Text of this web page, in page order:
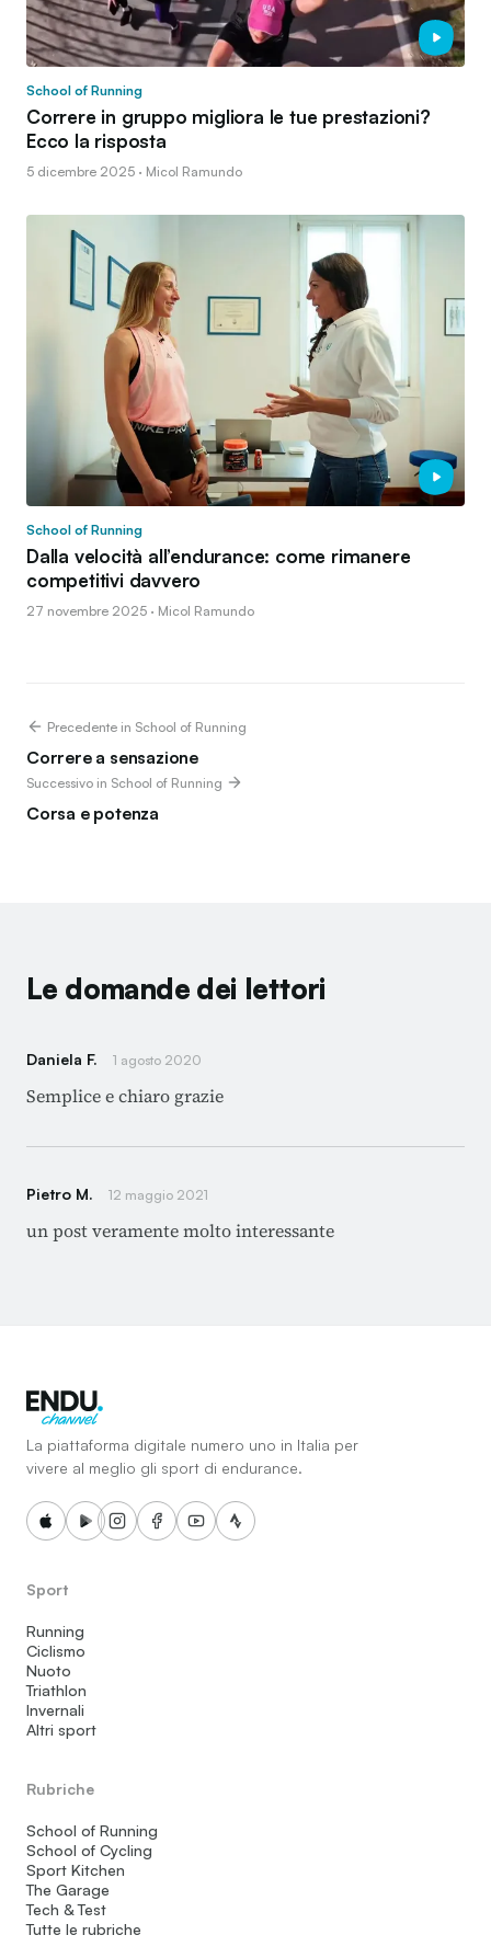
School of Running
Correre in gruppo migliora le tue prestazioni?
Ecco la risposta
5 dicembre 2025 · Micol Ramundo
School of Running
Dalla velocità all’endurance: come rimanere
competitivi davvero
27 novembre 2025 · Micol Ramundo
Precedente in School of Running
Correre a sensazione
Successivo in School of Running
Corsa e potenza
Le domande dei lettori
Daniela F. 1 agosto 2020
Semplice e chiaro grazie
Pietro M. 12 maggio 2021
un post veramente molto interessante
La piattaforma digitale numero uno in Italia per
vivere al meglio gli sport di endurance.
Sport
Running
Ciclismo
Nuoto
Triathlon
Invernali
Altri sport
Rubriche
School of Running
School of Cycling
Sport Kitchen
The Garage
Tech & Test
Tutte le rubriche